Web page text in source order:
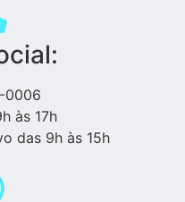
0006
às 17h
das 9h às 15h